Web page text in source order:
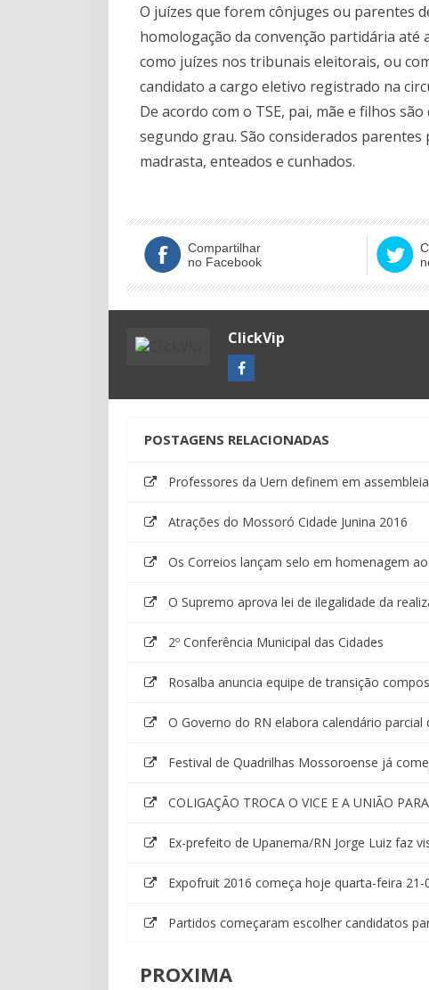
O juízes que forem cônjuges ou parentes
homologação da convenção partidária
como juízes nos tribunais eleitorais, ou
candidato a cargo eletivo registrado na
De acordo com o TSE, pai, mãe e filhos
segundo grau. São considerados
madrasta, enteados e cunhados.
Compartilhar
no Facebook
ClickVip
POSTAGENS RELACIONADAS
Professores da Uern definem em
Atrações do Mossoró Cidade Junina 2016
Os Correios lançam selo em homenagem
O Supremo aprova lei de ilegalidade da
2º Conferência Municipal das Cidades
Rosalba anuncia equipe de transição
O Governo do RN elabora calendário
Festival de Quadrilhas Mossoroense já
COLIGAÇÃO TROCA O VICE E A UNIÃO
Ex-prefeito de Upanema/RN Jorge Luiz faz
Expofruit 2016 começa hoje quarta-feira
Partidos começaram escolher candidatos
PROXIMA